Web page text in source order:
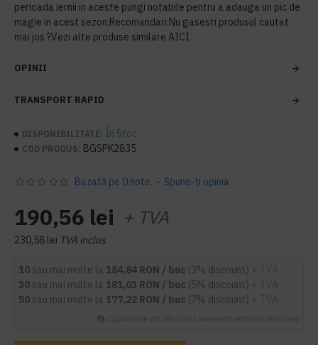
perioada iernii in aceste pungi notabile pentru a adauga un pic de
magie in acest sezon.Recomandari:Nu gasesti produsul cautat
mai jos ?Vezi alte produse similare AICI
OPINII
TRANSPORT RAPID
DISPONIBILITATE: În Stoc
COD PRODUS: BGSPK2835
Bazată pe 0 note. - Spune-ţi opinia
190,56 lei + TVA
230,58 lei TVA inclus
10 sau mai multe la 184,84 RON / buc (3% discount)
30 sau mai multe la 181,03 RON / buc (5% discount)
50 sau mai multe la 177,22 RON / buc (7% discount)